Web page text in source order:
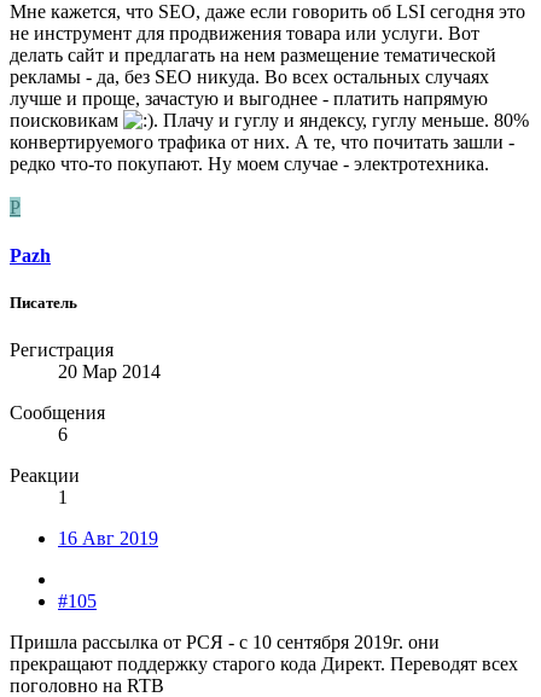
Мне кажется, что SEO, даже если говорить об LSI сегодня это
не инструмент для продвижения товара или услуги. Вот
делать сайт и предлагать на нем размещение тематической
рекламы - да, без SEO никуда. Во всех остальных случаях
лучше и проще, зачастую и выгоднее - платить напрямую
поисковикам
. Плачу и гуглу и яндексу, гуглу меньше. 80%
конвертируемого трафика от них. А те, что почитать зашли -
редко что-то покупают. Ну моем случае - электротехника.
P
Pazh
Писатель
Регистрация
20 Мар 2014
Сообщения
6
Реакции
1
16 Авг 2019
#105
Пришла рассылка от РСЯ - с 10 сентября 2019г. они
прекращают поддержку старого кода Директ. Переводят всех
поголовно на RTB